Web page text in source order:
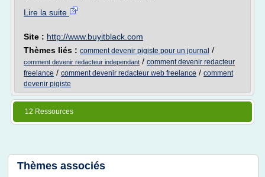
Lire la suite
Site : http://www.buyitblack.com
Thèmes liés : comment devenir pigiste pour un journal /
comment devenir redacteur independant / comment devenir redacteur
freelance / comment devenir redacteur web freelance / comment
devenir pigiste
12 Ressources
Thèmes associés